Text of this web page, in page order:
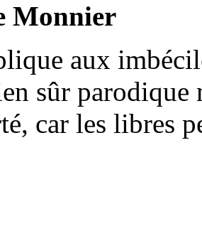
Monnier
aux
sûr parodique
car les libres